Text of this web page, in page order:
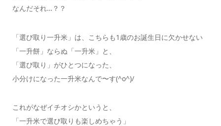
なんだそれ…？？
「選び取り一升米」は、こちらも1歳のお誕生日に欠かせない
「一升餅」ならぬ「一升米」と、
「選び取り」がひとつになった、
小分けになった一升米なんで〜す(^o^)/
これがなぜイチオシかというと、
「一升米で選び取りも楽しめちゃう」